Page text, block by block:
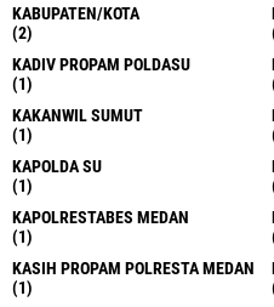
KABUPATEN/KOTA
(2)
KADIV PROPAM POLDASU
(1)
KAKANWIL SUMUT
(1)
KAPOLDA SU
(1)
KAPOLRESTABES MEDAN
(1)
KASIH PROPAM POLRESTA MEDAN
(1)